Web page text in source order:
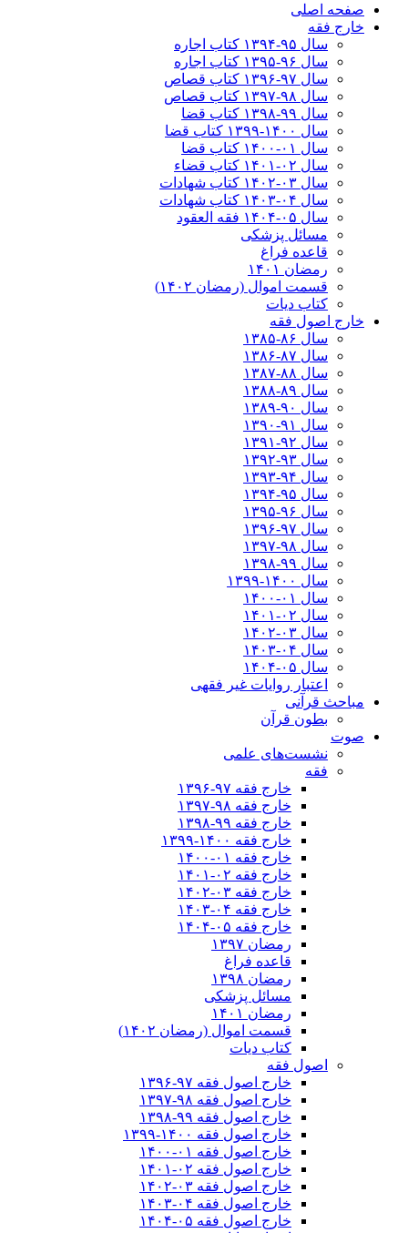
صفحه اصلی
خارج فقه
سال ۹۵-۱۳۹۴ کتاب اجاره
سال ۹۶-۱۳۹۵ کتاب اجاره
سال ۹۷-۱۳۹۶ کتاب قصاص
سال ۹۸-۱۳۹۷ کتاب قصاص
سال ۹۹-۱۳۹۸‍ کتاب قضا
سال ۱۴۰۰-۱۳۹۹ کتاب قضا
سال ۰۱-۱۴۰۰ کتاب قضا
سال ۰۲-۱۴۰۱ کتاب قضاء
سال ۰۳-۱۴۰۲ کتاب شهادات
سال ۰۴-۱۴۰۳ کتاب شهادات
سال ۰۵-۱۴۰۴ فقه العقود
مسائل پزشکی
قاعده فراغ
رمضان ۱۴۰۱
قسمت اموال (رمضان ۱۴۰۲)
کتاب دیات
خارج اصول فقه
سال ۸۶-۱۳۸۵
سال ۸۷-۱۳۸۶
سال ۸۸-۱۳۸۷
سال ۸۹-۱۳۸۸
سال ۹۰-۱۳۸۹
سال ۹۱-۱۳۹۰
سال ۹۲-۱۳۹۱
سال ۹۳-۱۳۹۲
سال ۹۴-۱۳۹۳
سال ۹۵-۱۳۹۴
سال ۹۶-۱۳۹۵
سال ۹۷-۱۳۹۶
سال ۹۸-۱۳۹۷
سال ۹۹-۱۳۹۸‍
سال ۱۴۰۰-۱۳۹۹
سال ۰۱-۱۴۰۰
سال ۰۲-۱۴۰۱
سال ۰۳-۱۴۰۲
سال ۰۴-۱۴۰۳
سال ۰۵-۱۴۰۴
اعتبار روایات غیر فقهی
مباحث قرآنی
بطون قرآن
صوت
نشست‌های علمی
فقه
خارج فقه ۹۷-۱۳۹۶
خارج فقه ۹۸-۱۳۹۷
خارج فقه ۹۹-۱۳۹۸
خارج فقه ۱۴۰۰-۱۳۹۹
خارج فقه ۰۱-۱۴۰۰
خارج فقه ۰۲-۱۴۰۱
خارج فقه ۰۳-۱۴۰۲
خارج فقه ۰۴-۱۴۰۳
خارج فقه ۰۵-۱۴۰۴
رمضان ۱۳۹۷
قاعده فراغ
رمضان ۱۳۹۸
مسائل پزشکی
رمضان ۱۴۰۱
قسمت اموال (رمضان ۱۴۰۲)
کتاب دیات
اصول فقه
خارج اصول فقه ۹۷-۱۳۹۶
خارج اصول فقه ۹۸-۱۳۹۷
خارج اصول فقه ۹۹-۱۳۹۸
خارج اصول فقه ۱۴۰۰-۱۳۹۹
خارج اصول فقه ۰۱-۱۴۰۰
خارج اصول فقه ۰۲-۱۴۰۱
خارج اصول فقه ۰۳-۱۴۰۲
خارج اصول فقه ۰۴-۱۴۰۳
خارج اصول فقه ۰۵-۱۴۰۴